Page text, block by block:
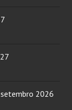
2026